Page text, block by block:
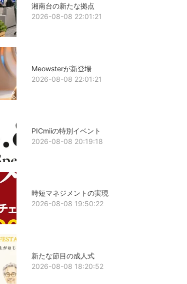
湘南台の新たな拠点
2026-08-08 22:01:21
Meowsterが新登場
2026-08-08 22:01:21
PICmiiの特別イベント
2026-08-08 20:19:18
時短マネジメントの実現
2026-08-08 19:50:22
新たな節目の成人式
2026-08-08 18:20:52